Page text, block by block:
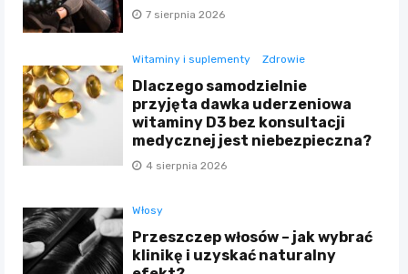
7 sierpnia 2026
Witaminy i suplementy Zdrowie
Dlaczego samodzielnie
przyjęta dawka uderzeniowa
witaminy D3 bez konsultacji
medycznej jest niebezpieczna?
4 sierpnia 2026
Włosy
Przeszczep włosów – jak wybrać
klinikę i uzyskać naturalny